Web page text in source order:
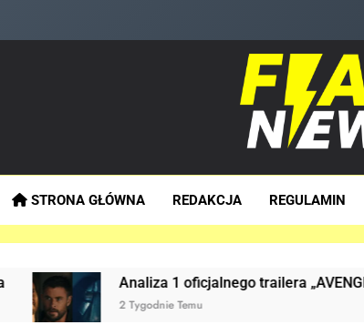
Nowe szczegoły o żonie
TAK
Flash News
Najszybsza Dawka Newsów W Sieci
STRONA GŁÓWNA REDAKCJA REGULAMIN
Analiza 1 oficjalnego trailera „AVENGERS:
2 Tygodnie Temu